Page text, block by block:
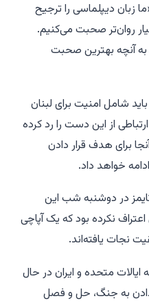
دیپلماسی را ترجیح
روان‌تر صحبت می‌کنیم.
به آنچه بهترین صحبت
شامل امنیت برای لبنان
از این دست را رد کرده
برای هدف قرار دادن
خواهد داد.
در دوشنبه شب این
نکرده بود که یک آپاچی
نجات یافته‌اند.
متحده و ایران در حال
دادن به جنگ، حل و فصل